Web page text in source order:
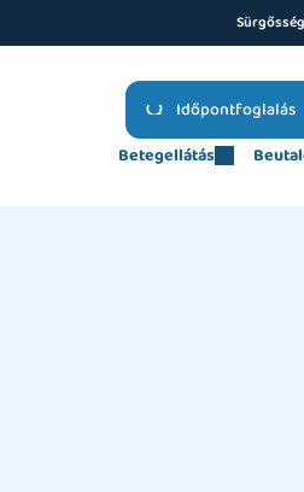
Időpontfoglalás
Betegellátás